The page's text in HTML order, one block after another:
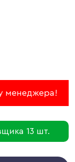
менеджера!
13 шт.